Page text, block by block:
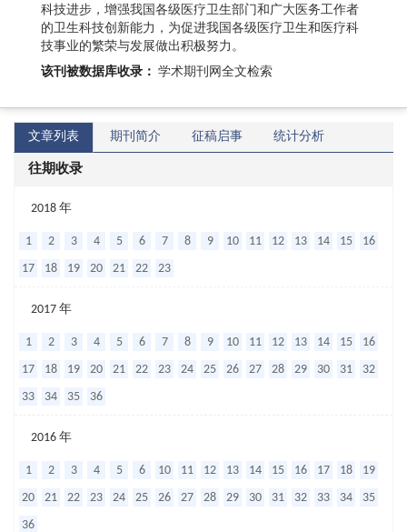
科技进步，增强我国各级医疗卫生部门和广大医务工作者
的卫生科技创新能力，为促进我国各级医疗卫生和医疗科
技事业的繁荣与发展做出积极努力。
该刊被数据库收录： 学术期刊网全文检索
文章列表 期刊简介 征稿启事 统计分析
往期收录
2018 年
1 2 3 4 5 6 7 8 9 10 11 12 13 14 15
16
17
18 19 20 21 22 23
2017 年
1 2 3 4 5 6 7 8 9 10 11 12 13 14 15
16
17
18 19 20 21 22 23 24 25 26 27 28 29 30 31
32
33
34 35 36
2016 年
1 2 3 4 5 6 10 11 12 13 14 15 16 17 18
19
20
21 22 23 24 25 26 27 28 29 30 31 32 33 34
35
36
断
老
穿
孔